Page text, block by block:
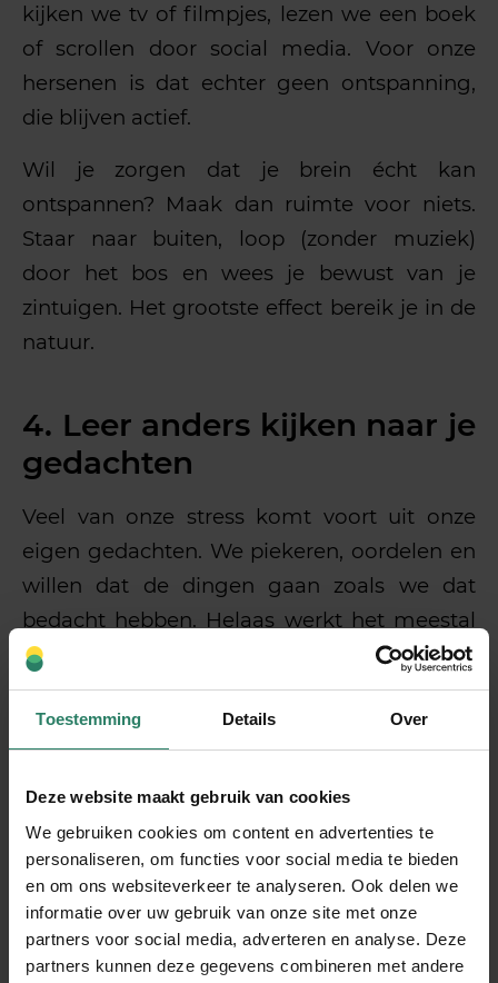
Toestemming Details Over
Deze website maakt gebruik van cookies
We gebruiken cookies om content en advertenties te
personaliseren, om functies voor social media te bieden
en om ons websiteverkeer te analyseren. Ook delen we
informatie over uw gebruik van onze site met onze
partners voor social media, adverteren en analyse. Deze
partners kunnen deze gegevens combineren met andere
kijken we tv of filmpjes, lezen we een boek
of scrollen door social media. Voor onze
hersenen is dat echter geen ontspanning,
die blijven actief.
Wil je zorgen dat je brein écht kan
ontspannen? Maak dan ruimte voor niets.
Staar naar buiten, loop (zonder muziek)
door het bos en wees je bewust van je
zintuigen. Het grootste effect bereik je in de
natuur.
4. Leer anders kijken naar je
gedachten
Veel van onze stress komt voort uit onze
eigen gedachten. We piekeren, oordelen en
willen dat de dingen gaan zoals we dat
bedacht hebben. Helaas werkt het meestal
niet op die manier en dat geeft stress. De lat
ligt vaak hoog en we ‘moeten’ van alles.
Tenminste, dat denken we.
gedachten te kijken, ontstaat er ruimte en
rust. Neem je gedachten wat minder
serieus!
5. Adem